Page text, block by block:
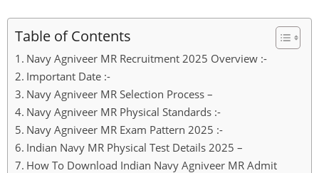
Table of Contents
Navy Agniveer MR Recruitment 2025 Overview :-
Important Date :-
Navy Agniveer MR Selection Process –
Navy Agniveer MR Physical Standards :-
Navy Agniveer MR Exam Pattern 2025 :-
Indian Navy MR Physical Test Details 2025 –
How To Download Indian Navy Agniveer MR Admit